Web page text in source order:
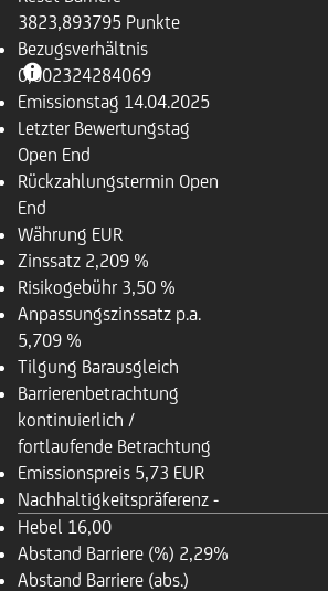
3823,893795 Punkte
Bezugsverhältnis
0,002324284069
Emissionstag 14.04.2025
Letzter Bewertungstag
Open End
Rückzahlungstermin Open
End
Währung EUR
Zinssatz 2,209 %
Risikogebühr 3,50 %
Anpassungszinssatz p.a.
5,709 %
Tilgung Barausgleich
Barrierenbetrachtung
kontinuierlich /
fortlaufende Betrachtung
Emissionspreis 5,73 EUR
Nachhaltigkeitspräferenz -
Hebel 16,00
Abstand Barriere (%) 2,29%
Abstand Barriere (abs.)